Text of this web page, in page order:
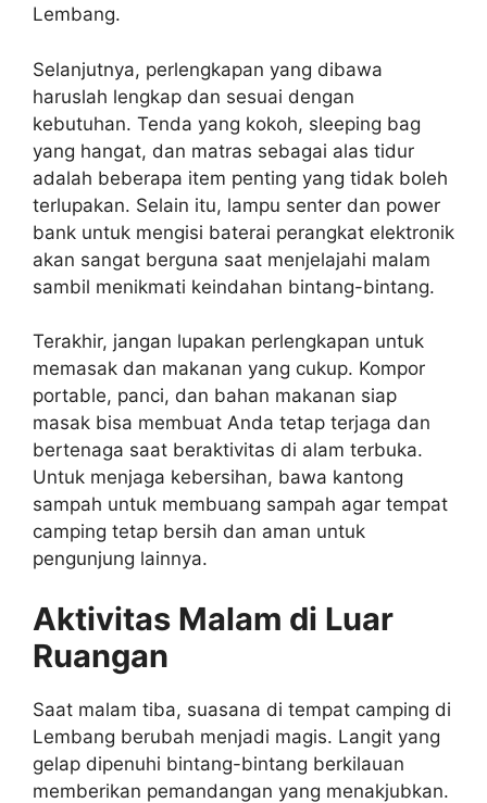
Lembang.
Selanjutnya, perlengkapan yang dibawa
haruslah lengkap dan sesuai dengan
kebutuhan. Tenda yang kokoh, sleeping bag
yang hangat, dan matras sebagai alas tidur
adalah beberapa item penting yang tidak boleh
terlupakan. Selain itu, lampu senter dan power
bank untuk mengisi baterai perangkat elektronik
akan sangat berguna saat menjelajahi malam
sambil menikmati keindahan bintang-bintang.
Terakhir, jangan lupakan perlengkapan untuk
memasak dan makanan yang cukup. Kompor
portable, panci, dan bahan makanan siap
masak bisa membuat Anda tetap terjaga dan
bertenaga saat beraktivitas di alam terbuka.
Untuk menjaga kebersihan, bawa kantong
sampah untuk membuang sampah agar tempat
camping tetap bersih dan aman untuk
pengunjung lainnya.
Aktivitas Malam di Luar
Ruangan
Saat malam tiba, suasana di tempat camping di
Lembang berubah menjadi magis. Langit yang
gelap dipenuhi bintang-bintang berkilauan
memberikan pemandangan yang menakjubkan.